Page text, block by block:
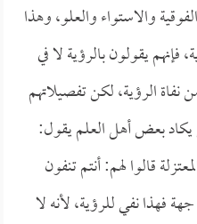
والاستواء والعلو، وهذا
فإنهم يقولون بالرؤية لا في
نفاة الرؤية، لكن تفصيلاتهم
يكاد بعض أهل العلم يقول:
قالوا لهم: أنتم تنفون
فهذا نفي للرؤية، لأنه لا